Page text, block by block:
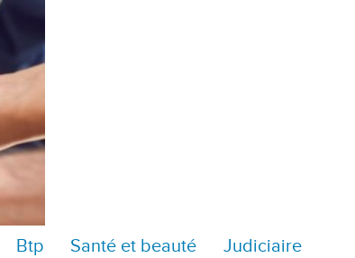
Btp Santé et beauté
Judiciaire